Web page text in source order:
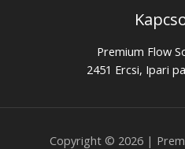
Premium Flow
2451 Ercsi, Ipari
Copyright © 2026 |